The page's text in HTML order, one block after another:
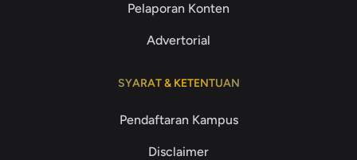
Pelaporan Konten
Advertorial
SYARAT & KETENTUAN
Pendaftaran Kampus
Disclaimer